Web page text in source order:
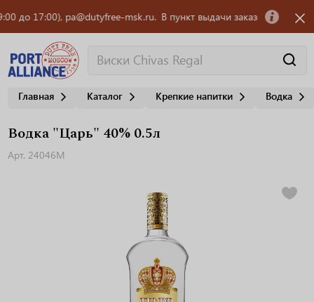
17:00), pa@dutyfree-msk.ru. В пункт выдачи заказов OZON
Главная Каталог Крепкие напитки Водка
Водка "Царь" 40% 0.5л
Арт. 24046М